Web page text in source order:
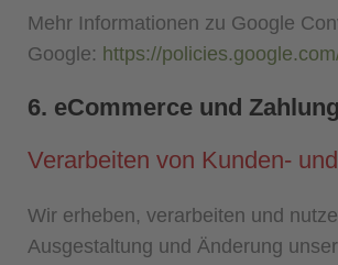
Mehr Informationen zu Google
Google: https://
6. eCommerce und
Verarbeiten von Kunden-
Wir erheben, verarbeiten und
Ausgestaltung und Änderung